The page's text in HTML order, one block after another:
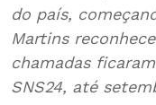
do país,
Martins
chamadas
SNS24, até